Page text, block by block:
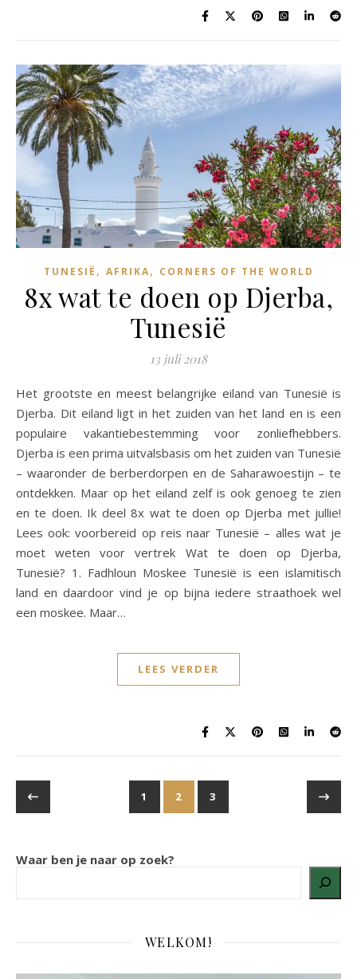
TUNESIË , AFRIKA, CORNERS OF THE WORLD
8x wat te doen op Djerba,
Tunesië
13 juli 2018
Het grootste en meest belangrijke eiland van Tunesië is
Djerba. Dit eiland ligt in het zuiden van het land en is een
populaire vakantiebestemming voor zonliefhebbers.
Djerba is een prima uitvalsbasis om het zuiden van Tunesië
– waaronder de berberdorpen en de Saharawoestijn – te
ontdekken. Maar op het eiland zelf is ook genoeg te zien
en te doen. Ik deel 8x wat te doen op Djerba met jullie!
Lees ook: voorbereid op reis naar Tunesië – alles wat je
moet weten voor vertrek Wat te doen op Djerba,
Tunesië? 1. Fadhloun Moskee Tunesië is een islamitisch
land en daardoor vind je op bijna iedere straathoek wel
een moskee. Maar…
LEES VERDER
1 2 3
Waar ben je naar op zoek?
WELKOM!